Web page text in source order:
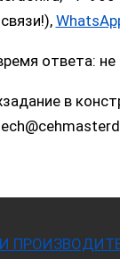
ответа:
в